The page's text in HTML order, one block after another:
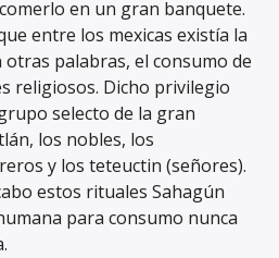
en un gran banquete.
entre los mexicas existía la
palabras, el consumo de
religiosos. Dicho privilegio
selecto de la gran
los nobles, los
y los teteuctin (señores).
estos rituales Sahagún
para consumo nunca